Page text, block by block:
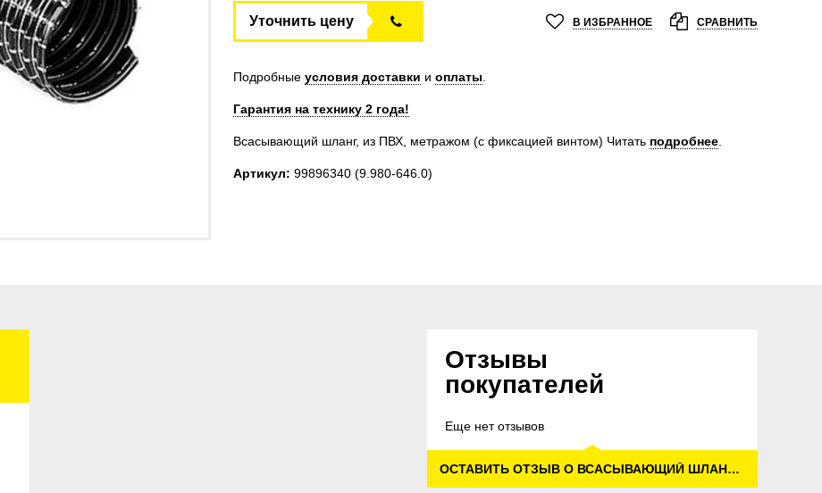
Уточнить цену В ИЗБРАННОЕ СРАВНИТЬ
Подробные условия доставки и оплаты
Гарантия на технику 2 года!
Всасывающий шланг, из ПВХ, метражом (с фиксацией винтом) Читать подробнее.
Артикул: 99896340(9.980-646.0)
Отзывы
покупателей
Еще нет отзывов
ОСТАВИТЬ ОТЗЫВ О ВСАСЫВАЮЩИЙ ШЛАНГ, ИЗ ПВХ, МЕТРАЖОМ (С ФИКСАЦИЕЙ ВИНТОМ)